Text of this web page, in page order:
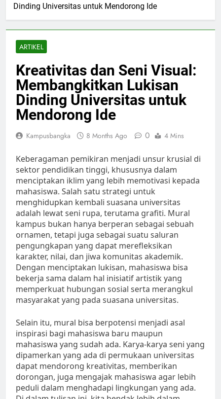
Dinding Universitas untuk Mendorong Ide
ARTIKEL
Kreativitas dan Seni Visual:
Membangkitkan Lukisan
Dinding Universitas untuk
Mendorong Ide
Kampusbangka 8 Months Ago 0 4 Mins
Keberagaman pemikiran menjadi unsur krusial di
sektor pendidikan tinggi, khususnya dalam
menciptakan iklim yang lebih memotivasi kepada
mahasiswa. Salah satu strategi untuk
menghidupkan kembali suasana universitas
adalah lewat seni rupa, terutama grafiti. Mural
kampus bukan hanya berperan sebagai sebuah
ornamen, tetapi juga sebagai suatu saluran
pengungkapan yang dapat merefleksikan
karakter, nilai, dan jiwa komunitas akademik.
Dengan menciptakan lukisan, mahasiswa bisa
bekerja sama dalam hal inisiatif artistik yang
memperkuat hubungan sosial serta merangkul
masyarakat yang pada suasana universitas.
Selain itu, mural bisa berpotensi menjadi asal
inspirasi bagi mahasiswa baru maupun
mahasiswa yang sudah ada. Karya-karya seni yang
dipamerkan yang ada di permukaan universitas
dapat mendorong kreativitas, memberikan
dorongan, juga mengajak mahasiswa agar lebih
peduli dalam menghadapi lingkungan yang ada.